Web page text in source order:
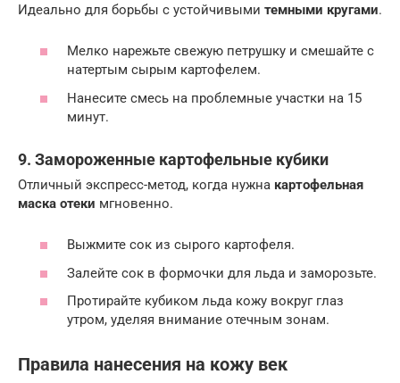
Идеально для борьбы с устойчивыми темными кругами.
Мелко нарежьте свежую петрушку и смешайте с
натертым сырым картофелем.
Нанесите смесь на проблемные участки на 15
минут.
9. Замороженные картофельные кубики
Отличный экспресс-метод, когда нужна картофельная
маска отеки мгновенно.
Выжмите сок из сырого картофеля.
Залейте сок в формочки для льда и заморозьте.
Протирайте кубиком льда кожу вокруг глаз
утром, уделяя внимание отечным зонам.
Правила нанесения на кожу век